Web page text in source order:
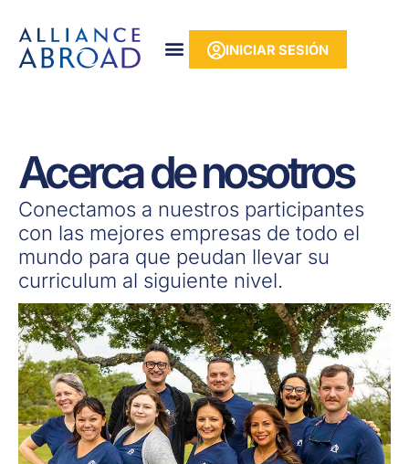
contenido
INICIAR SESIÓN
Acerca de nosotros
Conectamos a nuestros participantes
con las mejores empresas de todo el
mundo para que peudan llevar su
curriculum al siguiente nivel.